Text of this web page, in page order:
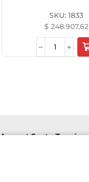
SKU:1833
$ 248.907,62
Aremat Santo Tomé